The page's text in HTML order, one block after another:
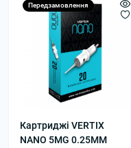
Передзамовлення
Картриджі VERTIX
NANO 5MG 0.25MM